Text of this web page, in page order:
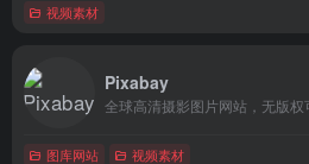
视频素材
Pixabay
全球高清摄影图片网站，无版权
图库网站 视频素材